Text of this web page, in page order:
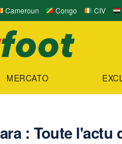
Cameroun Congo CIV
MERCATO
: Toute l'actu